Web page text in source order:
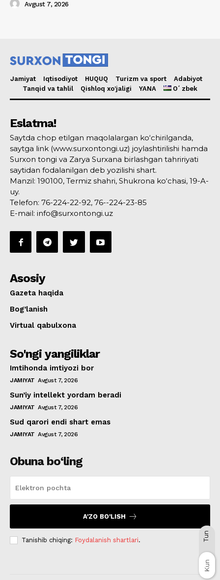
Avgust 7, 2026
Jamiyat Iqtisodiyot HUQUQ Turizm va sport
Adabiyot
Tanqid va tahlil
Qishloq xo’jaligi YANA Oʻzbek
Eslatma!
Saytda chop etilgan maqolalargan ko‘chirilganda,
saytga link (www.surxontongi.uz) joylashtirilishi hamda
Surxon tongi va Zarya Surxana birlashgan tahririyati
saytidan fodalanilgan deb yozilishi shart.
Manzil: 190100, Termiz shahri, Shukrona ko‘chasi, 19-A-
uy.
Telefon: 76-224-22-92, 76--224-23-85
E-mail: info@surxontongi.uz
Asosiy
Gazeta haqida
Bog’lanish
Virtual qabulxona
So'ngi yangiliklar
Imtihonda imtiyozi bor
JAMIYAT Avgust 7, 2026
Sun’iy intellekt yordam beradi
JAMIYAT Avgust 7, 2026
Sud qarori endi shart emas
JAMIYAT Avgust 7, 2026
Obuna bo‘ling
A'ZO BO'LISH
Tanishib chiqing: Foydalanish shartlari.
Kun
Kun
Tun